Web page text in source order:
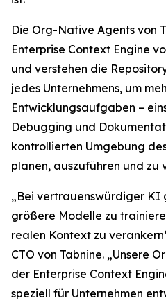
Die Org-Native Agents von
Enterprise Context Engine
und verstehen die
jedes Unternehmens, um
Entwicklungsaufgaben –
Debugging und
kontrollierten Umgebung
planen, auszuführen und zu
„Bei vertrauenswürdiger KI
größere Modelle zu
realen Kontext zu
CTO von Tabnine. „Unsere
der Enterprise Context
speziell für Unternehmen